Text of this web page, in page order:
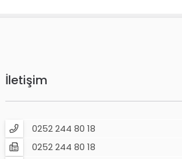
İletişim
0252 244 80 18
0252 244 80 18